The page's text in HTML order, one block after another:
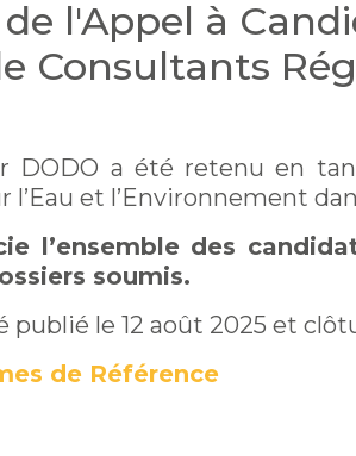
l'Appel à
Consultants
DODO a été retenu en
l’Eau et l’Environnement
l’ensemble des
soumis.
publié le 12 août 2025 et
de Référence